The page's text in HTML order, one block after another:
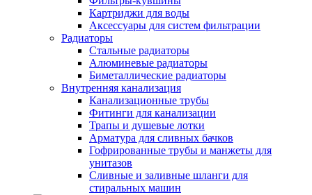
Картриджи для воды
Аксессуары для систем фильтрации
Радиаторы
Стальные радиаторы
Алюминевые радиаторы
Биметаллические радиаторы
Внутренняя канализация
Канализационные трубы
Фитинги для канализации
Трапы и душевые лотки
Арматура для сливных бачков
Гофрированные трубы и манжеты для
унитазов
Сливные и заливные шланги для
стиральных машин